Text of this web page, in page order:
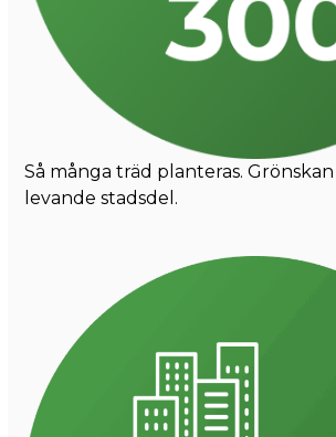
Så många träd planteras.
levande stadsdel.